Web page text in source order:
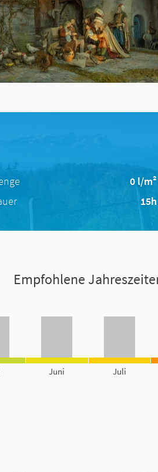
0 l/m²
15h
Empfohlene
Juni Juli